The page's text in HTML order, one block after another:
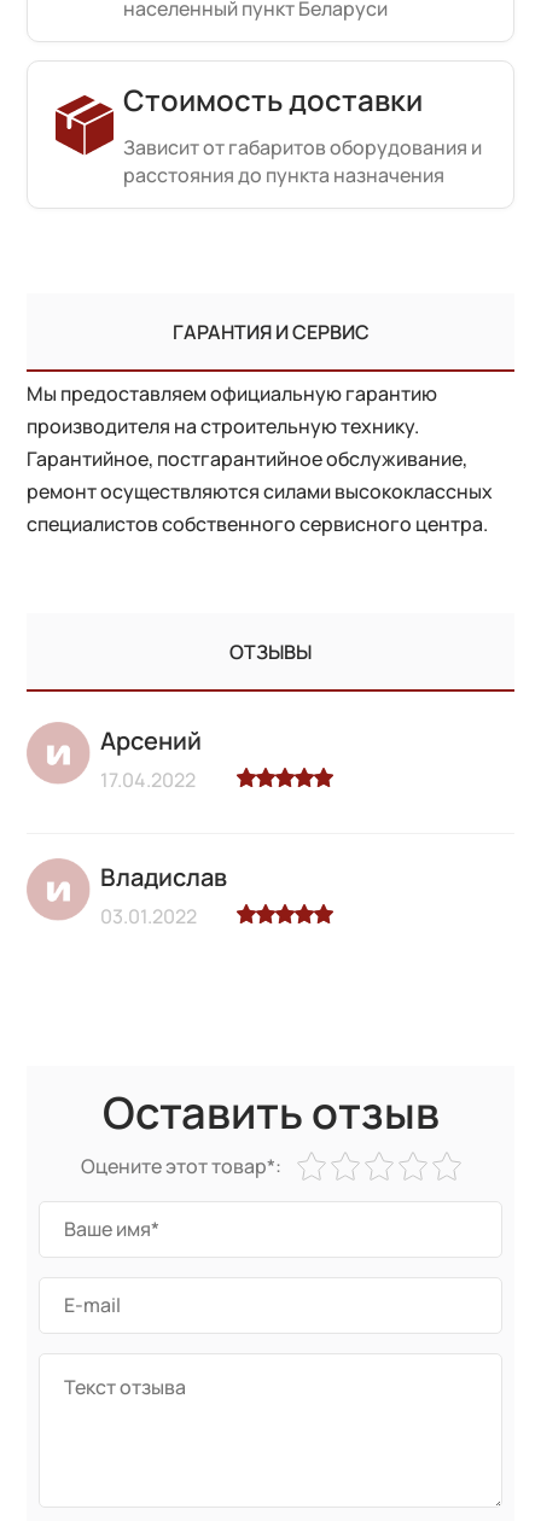
населенный пункт Беларуси
Стоимость доставки
Зависит от габаритов оборудования и
расстояния до пункта назначения
ГАРАНТИЯ И СЕРВИС
Мы предоставляем официальную гарантию
производителя на строительную технику.
Гарантийное, постгарантийное обслуживание,
ремонт осуществляются силами высококлассных
специалистов собственного сервисного центра.
ОТЗЫВЫ
Арсений
17.04.2022
Владислав
03.01.2022
Оставить отзыв
Оцените этот товар*: